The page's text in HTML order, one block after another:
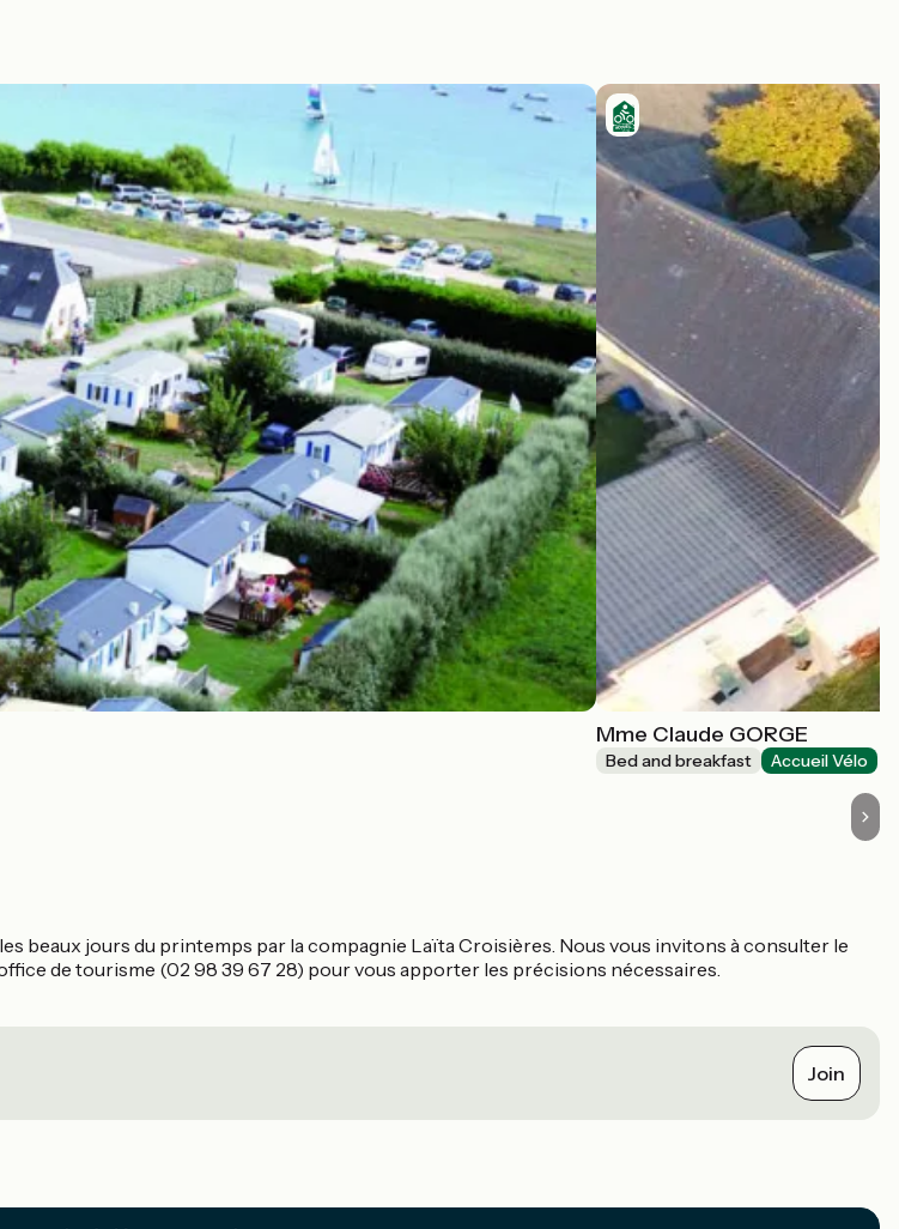
Mme Claude GORGE
Bed and breakfast Accueil Vélo
beaux jours du printemps par la compagnie Laïta Croisières. Nous vous invitons à consulter le
de tourisme (02 98 39 67 28) pour vous apporter les précisions nécessaires.
Join